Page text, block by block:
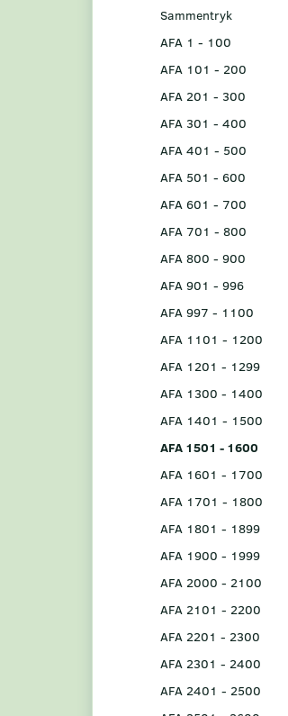
Sammentryk
AFA 1 - 100
AFA 101 - 200
AFA 201 - 300
AFA 301 - 400
AFA 401 - 500
AFA 501 - 600
AFA 601 - 700
AFA 701 - 800
AFA 800 - 900
AFA 901 - 996
AFA 997 - 1100
AFA 1101 - 1200
AFA 1201 - 1299
AFA 1300 - 1400
AFA 1401 - 1500
AFA 1501 - 1600
AFA 1601 - 1700
AFA 1701 - 1800
AFA 1801 - 1899
AFA 1900 - 1999
AFA 2000 - 2100
AFA 2101 - 2200
AFA 2201 - 2300
AFA 2301 - 2400
AFA 2401 - 2500